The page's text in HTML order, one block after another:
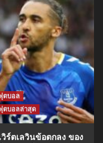
ตบอล
ตบอลล่าสุด
วิร์ตเลวินข้อตกลง ของ